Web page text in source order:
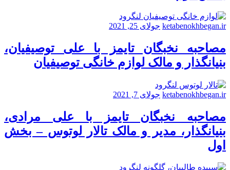
ketabenokhbegan.ir جولای 25, 2021
مصاحبه نخبگان تایمز با علی توصیفیان،
بنیانگذار و مالک لوازم خانگی توصیفیان
ketabenokhbegan.ir جولای 7, 2021
مصاحبه نخبگان تایمز با علی مرادی،
بنیانگذار، مدیر و مالک تالار لوتوس – بخش
اول